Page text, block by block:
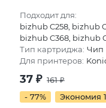
Подходит для:
bizhub C258, bizhub
bizhub C368, bizhub
Тип картриджа: Чип
Для принтеров:
37 ₽ 161₽
- 77%
Экономия